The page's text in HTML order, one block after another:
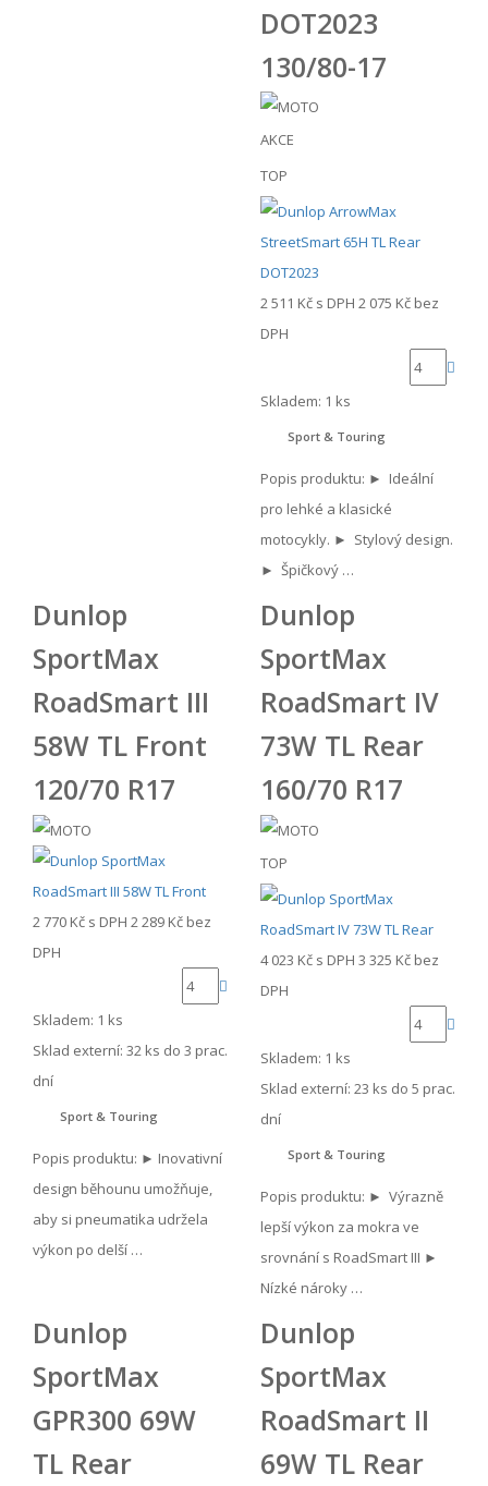
DOT2023
130/80-17
AKCE
TOP
2 511 Kč s DPH 2 075 Kč bez
DPH
Skladem: 1 ks
Sport & Touring
Popis produktu: ► Ideální
pro lehké a klasické
motocykly. ► Stylový design.
► Špičkový …
Dunlop
SportMax
RoadSmart III
58W TL Front
120/70 R17
2 770 Kč s DPH 2 289 Kč bez
DPH
Skladem: 1 ks
Sklad externí: 32 ks do 3 prac.
dní
Sport & Touring
Popis produktu: ► Inovativní
design běhounu umožňuje,
aby si pneumatika udržela
výkon po delší …
Dunlop
SportMax
RoadSmart IV
73W TL Rear
160/70 R17
TOP
4 023 Kč s DPH 3 325 Kč bez
DPH
Skladem: 1 ks
Sklad externí: 23 ks do 5 prac.
dní
Sport & Touring
Popis produktu: ► Výrazně
lepší výkon za mokra ve
srovnání s RoadSmart III ►
Nízké nároky …
Dunlop
SportMax
GPR300 69W
TL Rear
Dunlop
SportMax
RoadSmart II
69W TL Rear